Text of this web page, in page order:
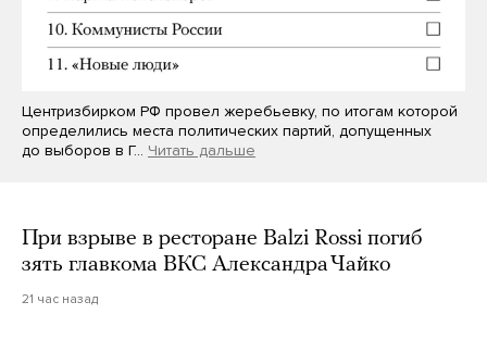
Центризбирком РФ провел жеребьевку, по итогам которой
определились места политических партий, допущенных
до выборов в Г… Читать дальше
При взрыве в ресторане Balzi Rossi погиб
зять главкома ВКС Александра Чайко
21 час назад